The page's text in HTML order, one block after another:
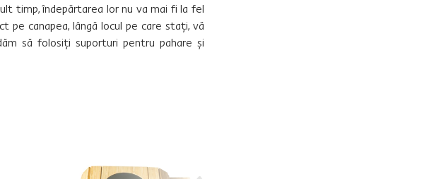
timp, îndepărtarea lor nu va mai fi la fel
pe canapea, lângă locul pe care stați, vă
să folosiți suporturi pentru pahare și